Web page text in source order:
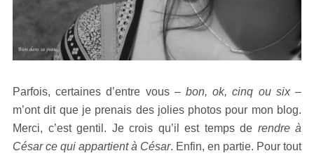
Parfois, certaines d’entre vous – bon, ok, cinq ou six–
m’ont dit que je prenais des jolies photos pour mon blog.
Merci, c’est gentil. Je crois qu’il est temps de rendre à
César ce qui appartient à César. Enfin, en partie. Pour tout